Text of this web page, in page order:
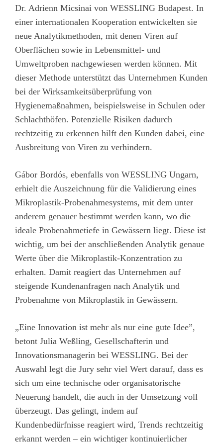
Dr. Adrienn Micsinai von WESSLING Budapest. In
einer internationalen Kooperation entwickelten sie
neue Analytikmethoden, mit denen Viren auf
Oberflächen sowie in Lebensmittel- und
Umweltproben nachgewiesen werden können. Mit
dieser Methode unterstützt das Unternehmen Kunden
bei der Wirksamkeitsüberprüfung von
Hygienemaßnahmen, beispielsweise in Schulen oder
Schlachthöfen. Potenzielle Risiken dadurch
rechtzeitig zu erkennen hilft den Kunden dabei, eine
Ausbreitung von Viren zu verhindern.
Gábor Bordós, ebenfalls von WESSLING Ungarn,
erhielt die Auszeichnung für die Validierung eines
Mikroplastik-Probenahmesystems, mit dem unter
anderem genauer bestimmt werden kann, wo die
ideale Probenahmetiefe in Gewässern liegt. Diese ist
wichtig, um bei der anschließenden Analytik genaue
Werte über die Mikroplastik-Konzentration zu
erhalten. Damit reagiert das Unternehmen auf
steigende Kundenanfragen nach Analytik und
Probenahme von Mikroplastik in Gewässern.
„Eine Innovation ist mehr als nur eine gute Idee”,
betont Julia Weßling, Gesellschafterin und
Innovationsmanagerin bei WESSLING. Bei der
Auswahl legt die Jury sehr viel Wert darauf, dass es
sich um eine technische oder organisatorische
Neuerung handelt, die auch in der Umsetzung voll
überzeugt. Das gelingt, indem auf
Kundenbedürfnisse reagiert wird, Trends rechtzeitig
erkannt werden – ein wichtiger kontinuierlicher